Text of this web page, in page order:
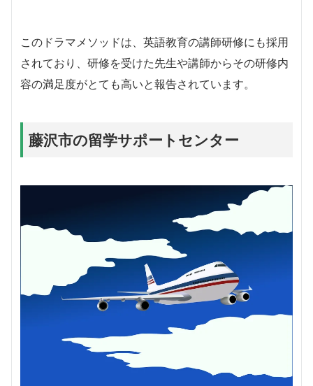
このドラマメソッドは、英語教育の講師研修にも採用
されており、研修を受けた先生や講師からその研修内
容の満足度がとても高いと報告されています。
藤沢市の留学サポートセンター